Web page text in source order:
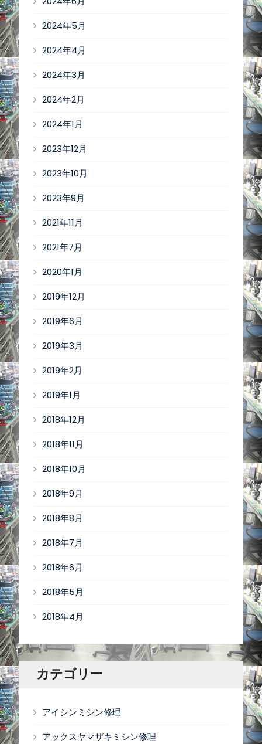
2024年5月
2024年4月
2024年3月
2024年2月
2024年1月
2023年12月
2023年10月
2023年9月
2021年11月
2021年7月
2020年1月
2019年12月
2019年6月
2019年3月
2019年2月
2019年1月
2018年12月
2018年11月
2018年10月
2018年9月
2018年8月
2018年7月
2018年6月
2018年5月
2018年4月
カテゴリー
アイシンミシン修理
アックスヤマザキミシン修理